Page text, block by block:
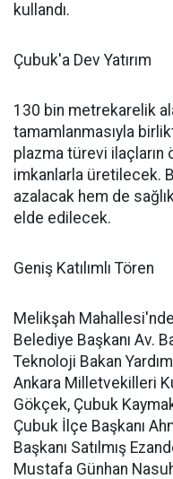
kullandı.
Çubuk'a Dev Yatırım
130 bin metrekarelik
tamamlanmasıyla
plazma türevi ilaçların
imkanlarla üretilecek.
azalacak hem de
elde edilecek.
Geniş Katılımlı Tören
Melikşah
Belediye Başkanı Av.
Teknoloji Bakan
Ankara Milletvekilleri
Gökçek, Çubuk
Çubuk İlçe Başkanı
Başkanı Satılmış
Mustafa Günhan